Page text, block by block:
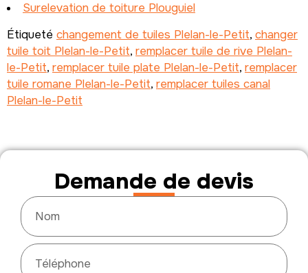
Surelevation de toiture Plouguiel
Étiqueté changement de tuiles Plelan-le-Petit, changer
tuile toit Plelan-le-Petit, remplacer tuile de rive Plelan-
le-Petit, remplacer tuile plate Plelan-le-Petit, remplacer
tuile romane Plelan-le-Petit, remplacer tuiles canal
Plelan-le-Petit
Demande de devis